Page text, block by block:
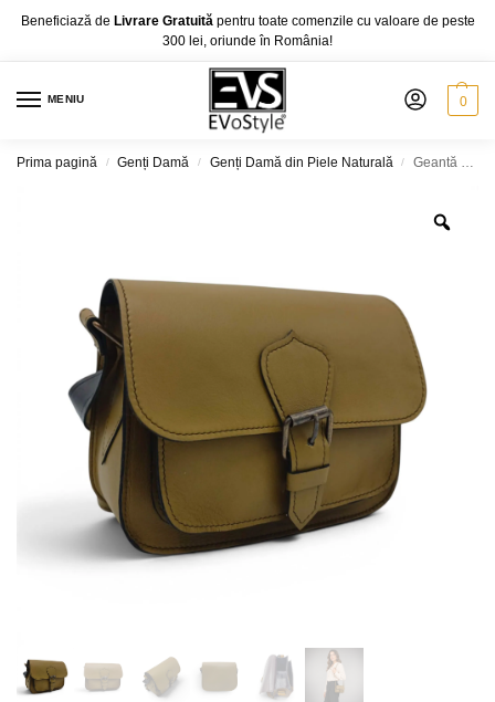
Beneficiază de Livrare Gratuită pentru toate comenzile cu valoare de peste
300 lei, oriunde în România!
MENIU 0
Prima pagină / Genți Damă / Genți Damă din Piele Naturală / Geantă damă premium HM100 Olive Camel – piele naturală, fabricată în România